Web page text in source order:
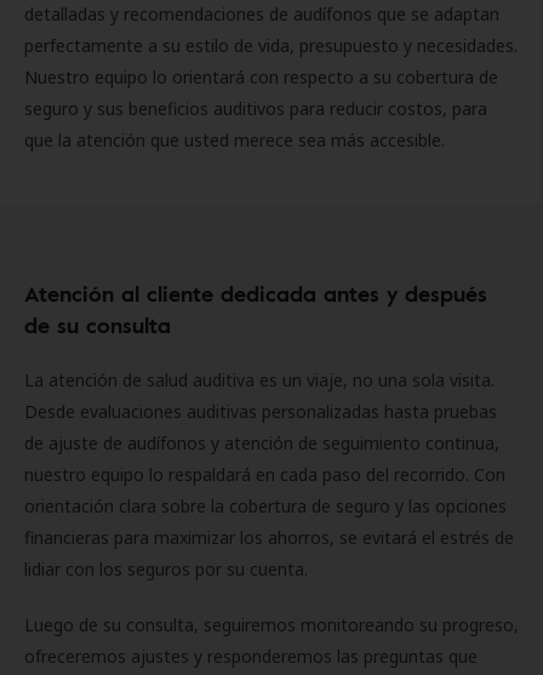
detalladas y recomendaciones de audífonos que se adaptan
perfectamente a su estilo de vida, presupuesto y necesidades.
Nuestro equipo lo orientará con respecto a su cobertura de
seguro y sus beneficios auditivos para reducir costos, para
que la atención que usted merece sea más accesible.
Atención al cliente dedicada antes y después
de su consulta
La atención de salud auditiva es un viaje, no una sola visita.
Desde evaluaciones auditivas personalizadas hasta pruebas
de ajuste de audífonos y atención de seguimiento continua,
nuestro equipo lo respaldará en cada paso del recorrido. Con
orientación clara sobre la cobertura de seguro y las opciones
financieras para maximizar los ahorros, se evitará el estrés de
lidiar con los seguros por su cuenta.
Luego de su consulta, seguiremos monitoreando su progreso,
ofreceremos ajustes y responderemos las preguntas que